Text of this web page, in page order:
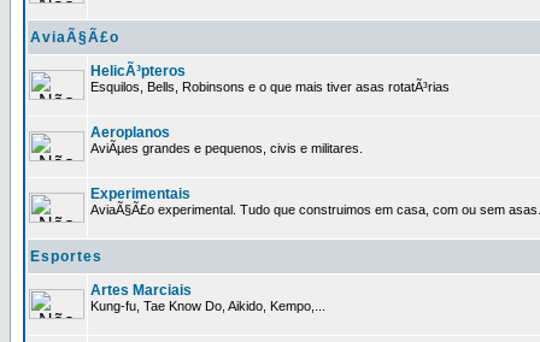
AviaÃ§Ã£o
HelicÃ³pteros
Esquilos, Bells, Robinsons e o que mais tiver asas rotatÃ³rias
Aeroplanos
AviÃµes grandes e pequenos, civis e militares.
Experimentais
AviaÃ§Ã£o experimental. Tudo que construimos em casa, com ou sem asas.
Esportes
Artes Marciais
Kung-fu, Tae Know Do, Aikido, Kempo,...